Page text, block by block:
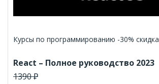
Курсы по программированию -30% скидка
React – Полное руководство 2023
1390 ₽